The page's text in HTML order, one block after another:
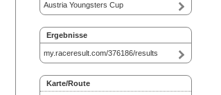
Austria Youngsters Cup
Ergebnisse
my.raceresult.com/376186/results
Karte/Route